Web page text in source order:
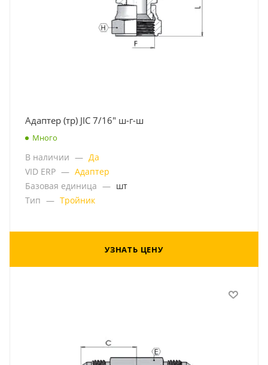
Адаптер (тр) JIC 7/16" ш-г-ш
Много
В наличии — Да
VID ERP — Адаптер
Базовая единица — шт
Тип — Тройник
УЗНАТЬ ЦЕНУ